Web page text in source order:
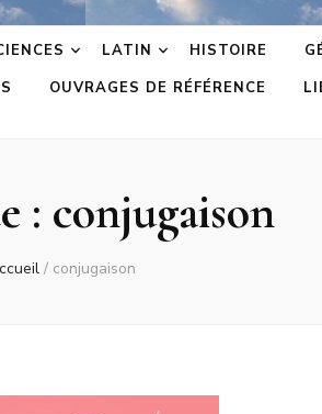
LATIN HISTOIRE
OUVRAGES DE RÉFÉRENCE
: conjugaison
/ conjugaison